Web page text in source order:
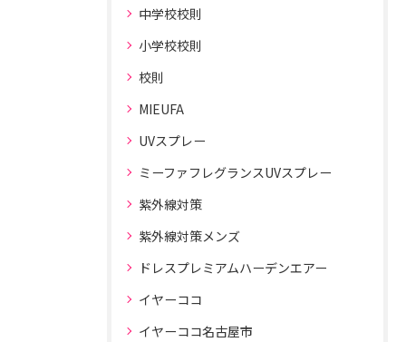
中学校校則
小学校校則
校則
MIEUFA
UVスプレー
ミーファフレグランスUVスプレー
紫外線対策
紫外線対策メンズ
ドレスプレミアムハーデンエアー
イヤーココ
イヤーココ名古屋市